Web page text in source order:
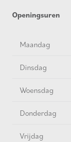
Openingsuren
Maandag
Dinsdag
Woensdag
Donderdag
Vrijdag